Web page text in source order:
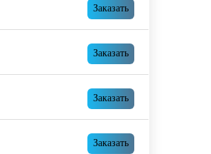
Заказать
Заказать
Заказать
Заказать